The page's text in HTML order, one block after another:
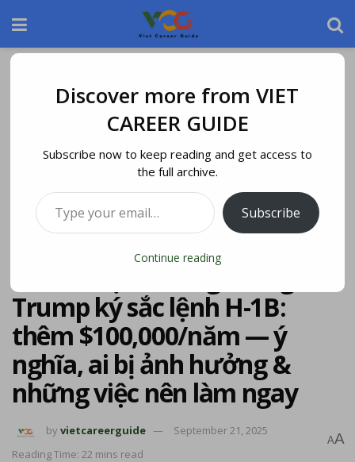
Trump ký sắc lệnh H-1B:
thêm $100,000/năm — ý
nghĩa, ai bị ảnh hưởng &
những việc nên làm ngay
by vietcareerguide
September 21, 2025
Reading Time: 22 mins read
AA
Discover more from VIET
CAREER GUIDE
Subscribe now to keep reading and get access to
the full archive.
Subscribe
Continue reading